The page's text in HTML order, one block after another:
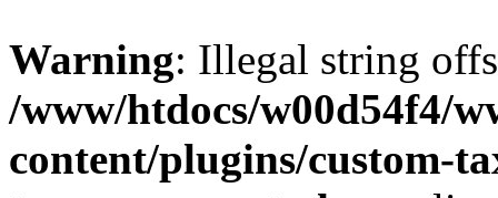
Warning: Illegal string
/www/htdocs/w00d54f4/
content/plugins/custom-